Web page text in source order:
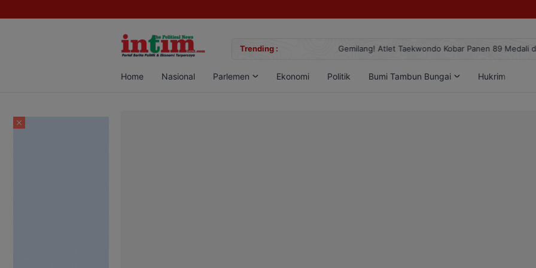
Trending :
Sabu di Pangkalan Bun, Dua Pelaku Diamankan Gemilang! Atlet Taekwondo Kobar Panen 89 Medali di Ajang
Home Nasional Parlemen Ekonomi Politik Bumi Tambun Bungai Hukrim